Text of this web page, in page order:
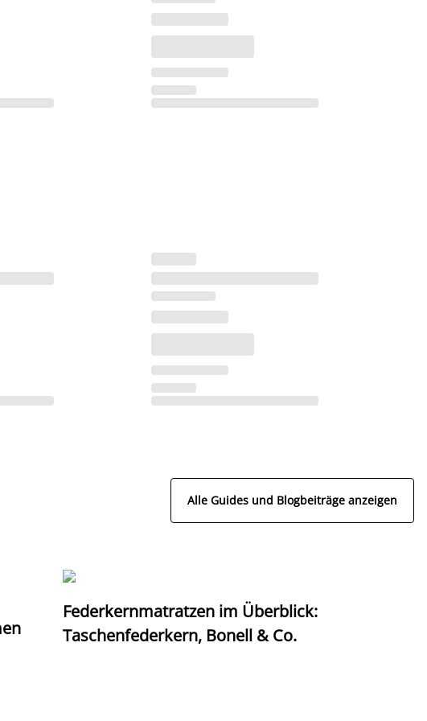
Alle Guides und Blogbeiträge anzeigen
Federkernmatratzen im Überblick:
Taschenfederkern, Bonell & Co.